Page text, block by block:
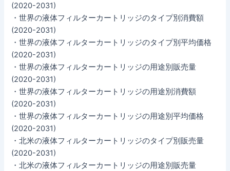
(2020-2031)
・世界の液体フィルターカートリッジのタイプ別消費額
(2020-2031)
・世界の液体フィルターカートリッジのタイプ別平均価格
(2020-2031)
・世界の液体フィルターカートリッジの用途別販売量
(2020-2031)
・世界の液体フィルターカートリッジの用途別消費額
(2020-2031)
・世界の液体フィルターカートリッジの用途別平均価格
(2020-2031)
・北米の液体フィルターカートリッジのタイプ別販売量
(2020-2031)
・北米の液体フィルターカートリッジの用途別販売量